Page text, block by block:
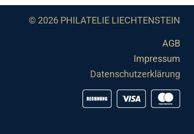
© 2026 PHILATELIE LIECHTENSTEIN
AGB
Impressum
Datenschutzerklärung